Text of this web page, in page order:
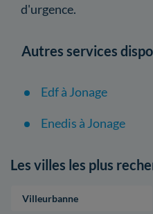
d'urgence.
Autres services
Edf à Jonage
Enedis à Jonage
Les villes les plus
Villeurbanne